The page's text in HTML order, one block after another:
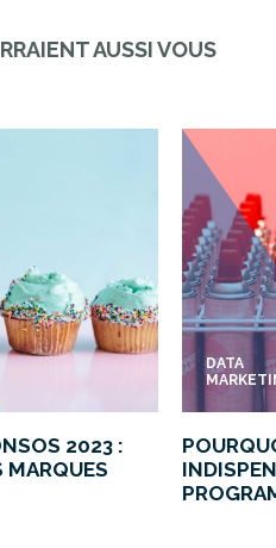
AUSSI VOUS
2023 :
MARQUES
DATA